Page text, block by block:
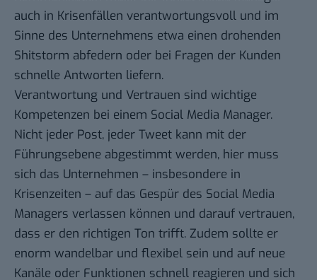
auch in Krisenfällen verantwortungsvoll und im
Sinne des Unternehmens etwa einen drohenden
Shitstorm abfedern oder bei Fragen der Kunden
schnelle Antworten liefern.
Verantwortung und Vertrauen sind wichtige
Kompetenzen bei einem Social Media Manager.
Nicht jeder Post, jeder Tweet kann mit der
Führungsebene abgestimmt werden, hier muss
sich das Unternehmen – insbesondere in
Krisenzeiten – auf das Gespür des Social Media
Managers verlassen können und darauf vertrauen,
dass er den richtigen Ton trifft. Zudem sollte er
enorm wandelbar und flexibel sein und auf neue
Kanäle oder Funktionen schnell reagieren und sich